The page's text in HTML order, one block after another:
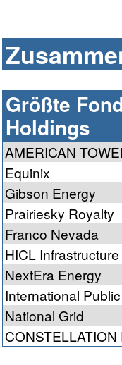
Größte
Holdings
AMERICAN
Equinix
Gibson Energy
Prairiesky Royalty
Franco Nevada
HICL Infrastructure
NextEra Energy
International
National Grid
CONSTELLATION